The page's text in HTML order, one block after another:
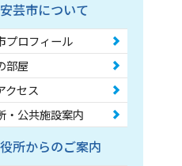
安芸市について
プロフィール
部屋
クセス
・公共施設案内
所からのご案内